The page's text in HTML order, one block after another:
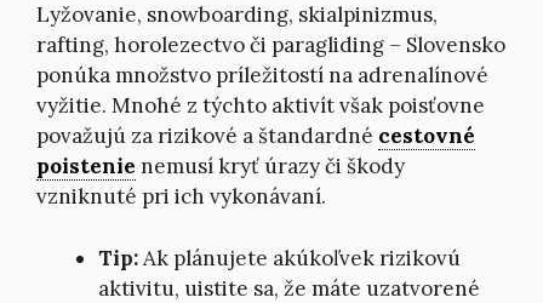
Lyžovanie, snowboarding, skialpinizmus,
rafting, horolezectvo či paragliding – Slovensko
ponúka množstvo príležitostí na adrenalínové
vyžitie. Mnohé z týchto aktivít však poisťovne
považujú za rizikové a štandardné cestovné
poistenie nemusí kryť úrazy či škody
vzniknuté pri ich vykonávaní.
Tip:Ak plánujete akúkoľvek rizikovú
aktivitu, uistite sa, že máte uzatvorené